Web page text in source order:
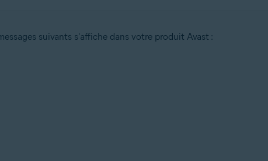
suivants s'affiche dans votre produit Avast :